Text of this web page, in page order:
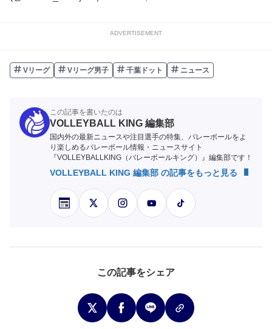
ADVERTISEMENT
Vリーグ Vリーグ男子 千葉ドット ニュース
この記事を書いたのは
VOLLEYBALL KING 編集部
国内外の最新ニュースや注目選手の特集、バレーボールをよ
り楽しめるバレーボール情報・ニュースサイト
『VOLLEYBALLKING（バレーボールキング）』編集部です！
VOLLEYBALL KING 編集部 の記事をもっと見る
この記事をシェア